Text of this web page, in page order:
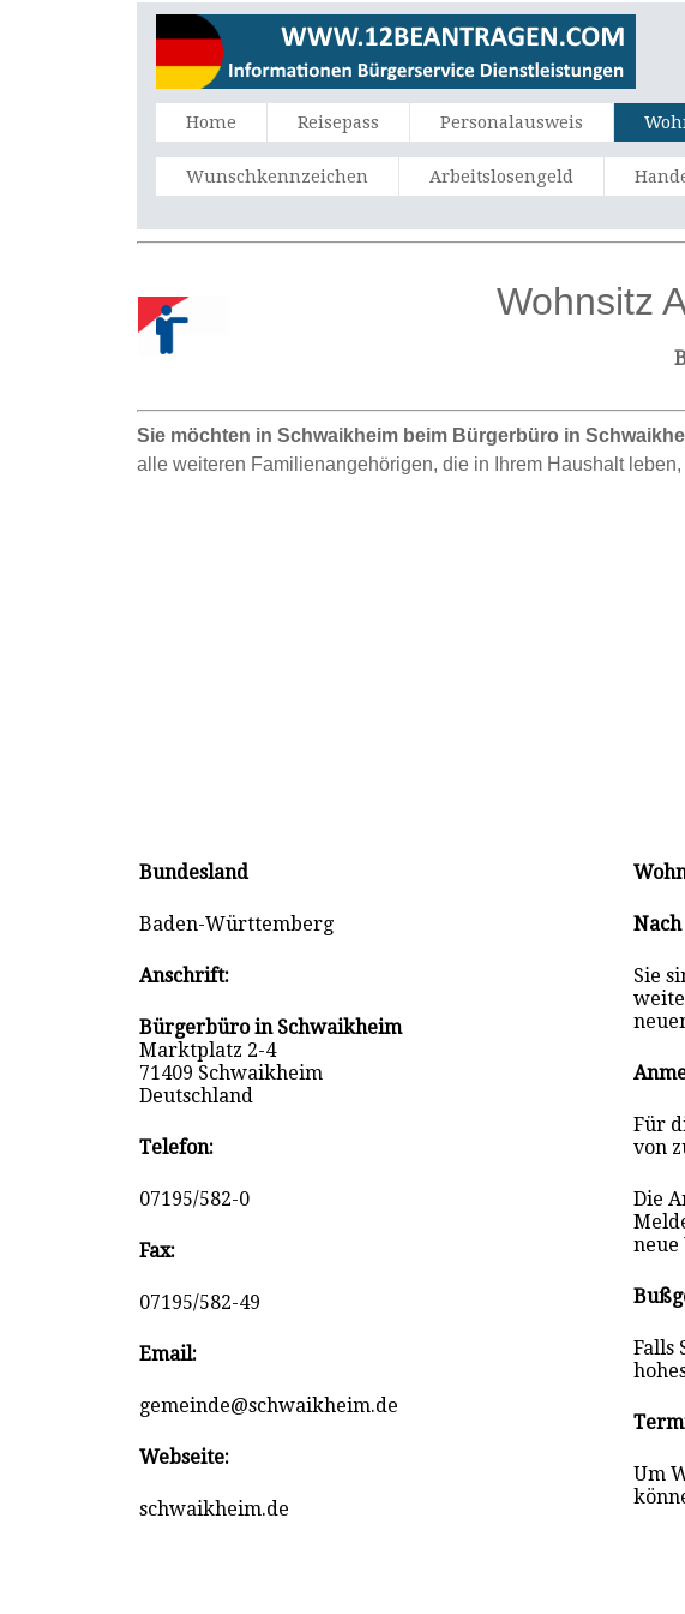
Home Reisepass Personalausweis
Wunschkennzeichen Arbeitslosengeld
Wohnsitz
Sie möchten in Schwaikheim beim Bürgerbüro in
alle weiteren Familienangehörigen, die in Ihrem Haushalt
Bundesland
Baden-Württemberg
Anschrift:
Bürgerbüro in Schwaikheim
Marktplatz 2-4
71409 Schwaikheim
Deutschland
Telefon:
07195/582-0
Fax:
07195/582-49
Email:
gemeinde@schwaikheim.de
Webseite:
schwaikheim.de
Sie
Für
von
Die
neue
Falls
Um